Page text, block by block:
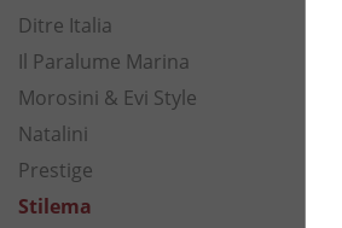
Ditre Italia
Il Paralume Marina
Morosini & Evi Style
Natalini
Prestige
Stilema